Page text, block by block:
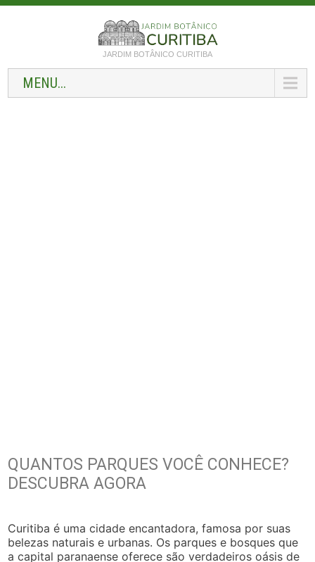
JARDIM BOTÂNICO CURITIBA
MENU...
QUANTOS PARQUES VOCÊ CONHECE?
DESCUBRA AGORA
Curitiba é uma cidade encantadora, famosa por suas
belezas naturais e urbanas. Os parques e bosques que
a capital paranaense oferece são verdadeiros oásis de